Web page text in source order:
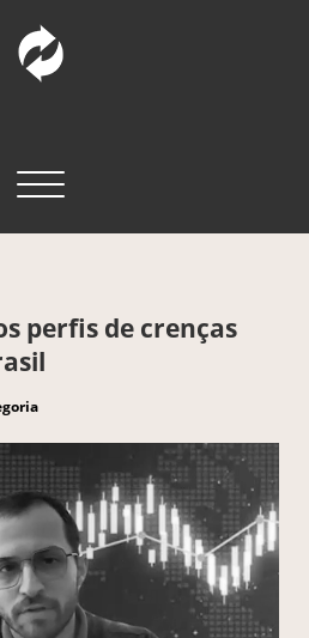
Alternar navegação
perfis de crenças